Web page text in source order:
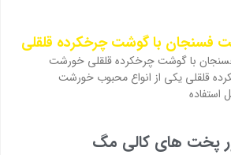
فسنجان با گوشت چرخکرده قلقلی
با گوشت چرخکرده قلقلی خورشت
قلقلی یکی از انواع محبوب خورشت
استفاده
پخت های کالی مگ